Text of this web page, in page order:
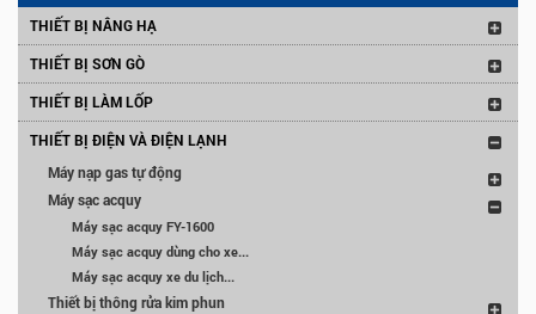
THIẾT BỊ NÂNG HẠ
THIẾT BỊ SƠN GÒ
THIẾT BỊ LÀM LỐP
THIẾT BỊ ĐIỆN VÀ ĐIỆN LẠNH
Máy nạp gas tự động
Máy sạc acquy
Máy sạc acquy FY-1600
Máy sạc acquy dùng cho xe...
Máy sạc acquy xe du lịch...
Thiết bị thông rửa kim phun